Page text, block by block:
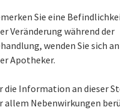
Sie eine
Veränderung während der
wenden Sie sich
Apotheker.
die Information an dieser
allem Nebenwirkungen